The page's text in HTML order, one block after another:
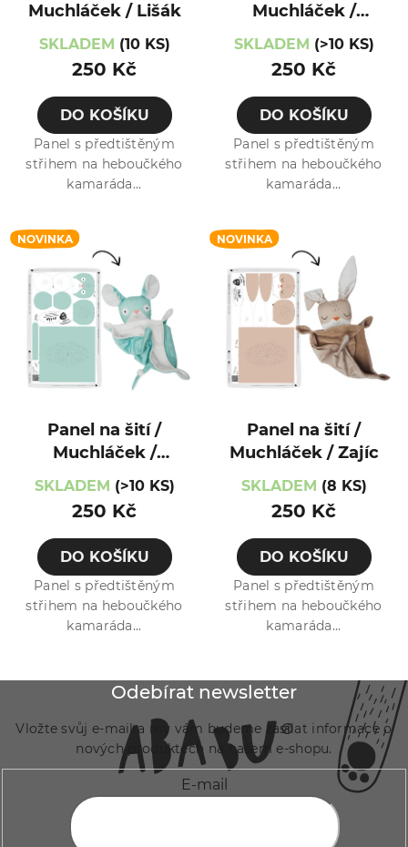
Muchláček / Lišák
SKLADEM (10 KS)
250 Kč
DO KOŠÍKU
Panel s předtištěným
střihem na heboučkého
kamaráda...
Muchláček /
Medvěd
SKLADEM (>10 KS)
250 Kč
DO KOŠÍKU
Panel s předtištěným
střihem na heboučkého
kamaráda...
NOVINKA
Panel na šití /
Muchláček /
Myšák
SKLADEM (>10 KS)
250 Kč
DO KOŠÍKU
Panel s předtištěným
střihem na heboučkého
kamaráda...
NOVINKA
Panel na šití /
Muchláček / Zajíc
SKLADEM (8 KS)
250 Kč
DO KOŠÍKU
Panel s předtištěným
střihem na heboučkého
kamaráda...
Odebírat newsletter
Vložte svůj e-mail a my vám budeme zasílat informace o
nových produktech na našem e-shopu.
E-mail